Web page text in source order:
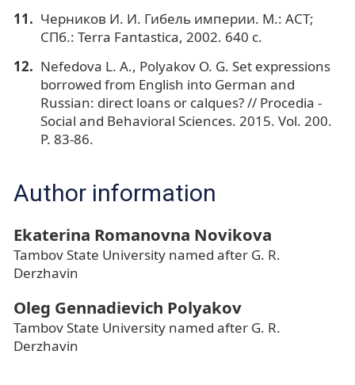
Черников И. И. Гибель империи. М.: АСТ;
СПб.: Terra Fantastica, 2002. 640 с.
Nefedova L. A., Polyakov O. G. Set expressions
borrowed from English into German and
Russian: direct loans or calques? // Procedia -
Social and Behavioral Sciences. 2015. Vol. 200.
P. 83-86.
Author information
Ekaterina Romanovna Novikova
Tambov State University named after G. R.
Derzhavin
Oleg Gennadievich Polyakov
Tambov State University named after G. R.
Derzhavin